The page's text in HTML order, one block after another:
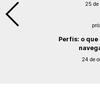
25 de
Perfis: o
24 de